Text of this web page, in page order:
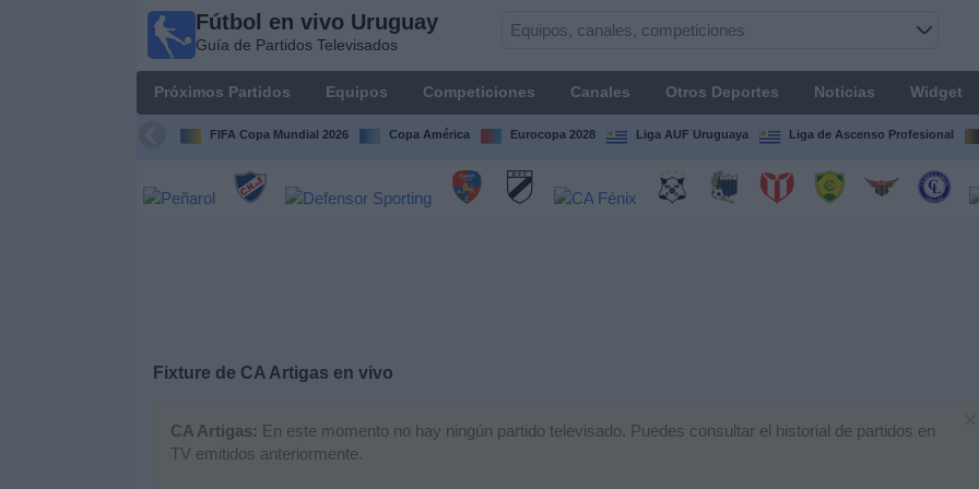
Fútbol en vivo Uruguay
Guía de Partidos Televisados
Próximos Partidos Equipos Competiciones Canales Otros Deportes Noticias Widget
FIFA Copa Mundial 2026 Copa América Eurocopa 2028 Liga AUF Uruguaya Liga de Ascenso Profesional
Fixture de CA Artigas en vivo
CA Artigas: En este momento no hay ningún partido televisado. Puedes consultar el historial de partidos en
TV emitidos anteriormente.
Uruguay